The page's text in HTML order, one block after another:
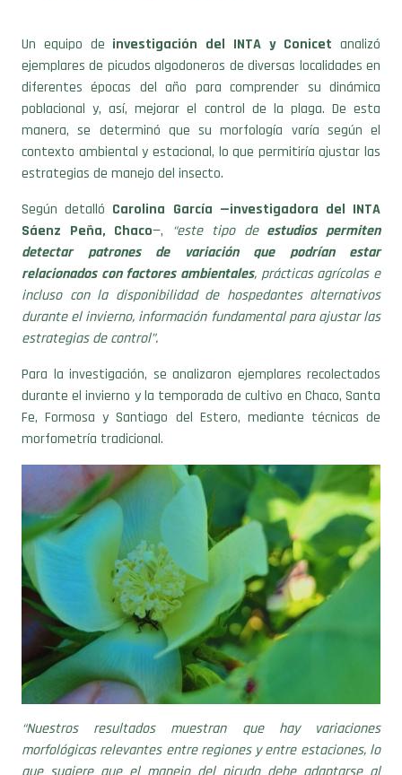
Un equipo de investigación del INTA y Conicet analizó
ejemplares de picudos algodoneros de diversas localidades en
diferentes épocas del año para comprender su dinámica
poblacional y, así, mejorar el control de la plaga. De esta
manera, se determinó que su morfología varía según el
contexto ambiental y estacional, lo que permitiría ajustar las
estrategias de manejo del insecto.
Según detalló Carolina García —investigadora del INTA
Sáenz Peña, Chaco—, “este tipo de estudios permiten
detectar patrones de variación que podrían estar
relacionados con factores ambientales, prácticas agrícolas e
incluso con la disponibilidad de hospedantes alternativos
durante el invierno, información fundamental para ajustar las
estrategias de control”.
Para la investigación, se analizaron ejemplares recolectados
durante el invierno y la temporada de cultivo en Chaco, Santa
Fe, Formosa y Santiago del Estero, mediante técnicas de
morfometría tradicional.
“Nuestros resultados muestran que hay variaciones
morfológicas relevantes entre regiones y entre estaciones, lo